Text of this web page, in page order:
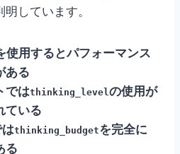
しています。
使用するとパフォーマンス
ある
ではthinking_level の使用が
ている
thinking_budgetを完全に
る